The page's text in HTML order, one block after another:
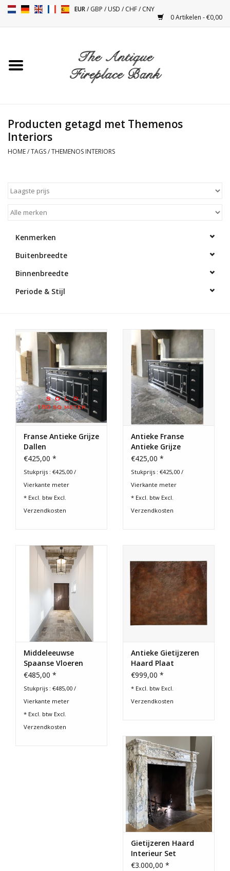
EUR/GBP /USD /CHF/CNY
0 Artikelen - €0,00
Toebehoren
Kacheltjes
Objecten
Vloeren - Steen, Terra Cotta
Outlet
Tevreden Klanten
Antieke Marmers
AI-Ready Database
Login
Cadeau Bonnen
Producten getagd met Themenos
Interiors
HOME/TAGS/THEMENOS INTERIORS
Kenmerken
Buitenbreedte
Binnenbreedte
Periode & Stijl
Franse Antieke Grijze
Dallen
€425,00 *
Stukprijs : €425,00 /
Vierkante meter
* Excl. btw Excl.
Verzendkosten
Antieke Franse
Antieke Grijze
Kalkstenen Dalles
€425,00 *
Stukprijs : €425,00 /
Vierkante meter
* Excl. btw Excl.
Verzendkosten
Middeleeuwse
Spaanse Vloeren
€485,00 *
Stukprijs : €485,00 /
Vierkante meter
* Excl. btw Excl.
Verzendkosten
Antieke Gietijzeren
Haard Plaat
€999,00 *
* Excl. btw Excl.
Verzendkosten
Gietijzeren Haard
Interieur Set
€3.000,00 *